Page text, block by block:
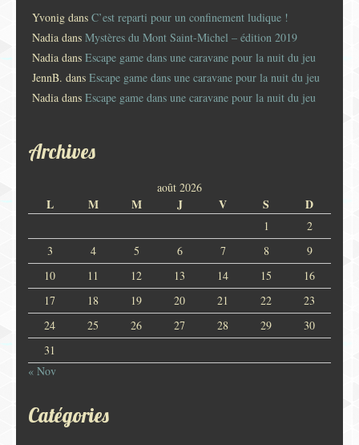
Yvonig dans C’est reparti pour un confinement ludique !
Nadia dans Mystères du Mont Saint-Michel – édition 2019
Nadia dans Escape game dans une caravane pour la nuit du jeu
JennB. dans Escape game dans une caravane pour la nuit du jeu
Nadia dans Escape game dans une caravane pour la nuit du jeu
Archives
août 2026
L M M J V S D
1
2
3
4 5 6 7 8
9
10
11 12 13 14 15
16
17
18 19 20 21 22
23
24
25 26 27 28 29
30
31
« Nov
Catégories